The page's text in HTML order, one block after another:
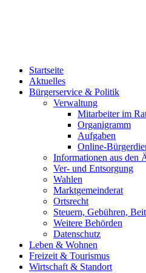
Startseite
Aktuelles
Bürgerservice & Politik
Verwaltung
Mitarbeiter im
Organigramm
Aufgaben
Online-
Informationen aus den
Ver- und Entsorgung
Wahlen
Marktgemeinderat
Ortsrecht
Steuern, Gebühren,
Weitere Behörden
Datenschutz
Leben & Wohnen
Freizeit & Tourismus
Wirtschaft & Standort